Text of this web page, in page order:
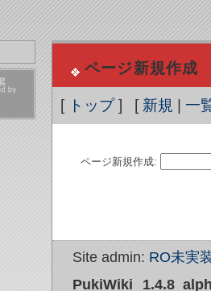
ページ新規作成
[ トップ] [ 新規 一
ページ新規作成:
Site admin: RO未実
PukiWiki